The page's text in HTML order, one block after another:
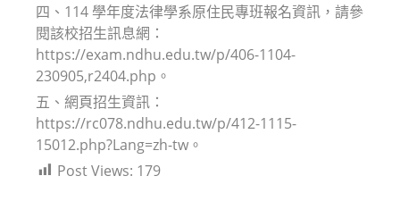
四、114 學年度法律學系原住民專班報名資訊，請參
閱該校招生訊息網：
https://exam.ndhu.edu.tw/p/406-1104-
230905,r2404.php。
五、網頁招生資訊：
https://rc078.ndhu.edu.tw/p/412-1115-
15012.php?Lang=zh-tw。
Post Views: 179